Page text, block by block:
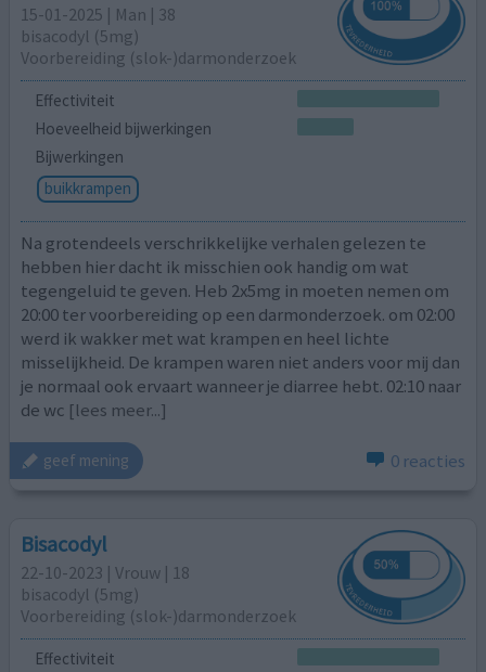
15-01-2025 | Man | 38
bisacodyl (5mg)
Voorbereiding (slok-)darmonderzoek
Effectiviteit
Hoeveelheid bijwerkingen
Bijwerkingen
buikkrampen
Na grotendeels verschrikkelijke verhalen gelezen te
hebben hier dacht ik misschien ook handig om wat
tegengeluid te geven. Heb 2x5mg in moeten nemen om
20:00 ter voorbereiding op een darmonderzoek. om 02:00
werd ik wakker met wat krampen en heel lichte
misselijkheid. De krampen waren niet anders voor mij dan
je normaal ook ervaart wanneer je diarree hebt. 02:10 naar
de wc [lees meer...]
geef mening 0 reacties
Bisacodyl
22-10-2023 | Vrouw | 18
bisacodyl (5mg)
Voorbereiding (slok-)darmonderzoek
Effectiviteit